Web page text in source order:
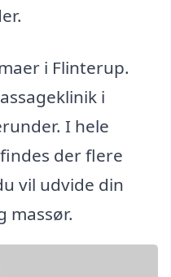
i Flinterup.
i
I hele
der flere
vil udvide din
massør.